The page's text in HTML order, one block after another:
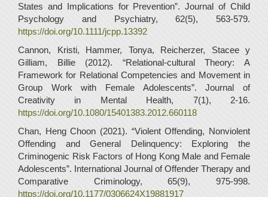
States and Implications for Prevention”. Journal of Child
Psychology and Psychiatry, 62(5), 563-579.
https://doi.org/10.1111/jcpp.13392
Cannon, Kristi, Hammer, Tonya, Reicherzer, Stacee y
Gilliam, Billie (2012). “Relational-cultural Theory: A
Framework for Relational Competencies and Movement in
Group Work with Female Adolescents”. Journal of
Creativity in Mental Health, 7(1), 2-16.
https://doi.org/10.1080/15401383.2012.660118
Chan, Heng Choon (2021). “Violent Offending, Nonviolent
Offending and General Delinquency: Exploring the
Criminogenic Risk Factors of Hong Kong Male and Female
Adolescents”. International Journal of Offender Therapy and
Comparative Criminology, 65(9), 975-998.
https://doi.org/10.1177/0306624X19881917